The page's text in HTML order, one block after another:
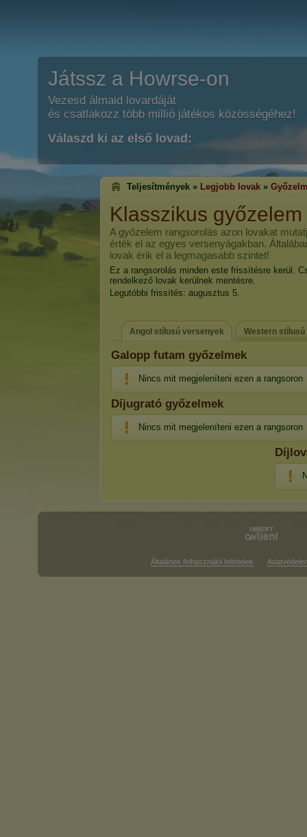
Játssz a Howrse-on
Vezesd álmaid lovardáját
és csatlakozz több millió játékos közösségéhez!
Válaszd ki az első lovad:
Teljesítmények » Legjobb lovak »
Klasszikus
A győzelem rangsorolás azon lovakat
érték el az egyes versenyágakban.
lovak érik el a legmagasabb szintet!
Ez a rangsorolás minden este frissítésre kerül.
rendelkező lovak kerülnek mentésre.
Legutóbbi frissítés: augusztus 5.
Angol stílusú versenyek Western
Galopp futam győzelmek
Nincs mit megjeleníteni ezen a rangsoron
Díjugrató győzelmek
Nincs mit megjeleníteni ezen a rangsoron
Általános felhasználói feltételek